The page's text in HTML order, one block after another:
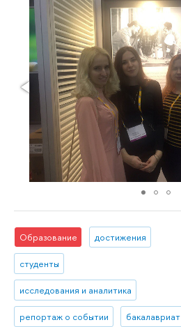
Образование достижения
студенты
исследования и аналитика
репортаж о событии бакалавриат